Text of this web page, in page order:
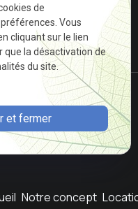
Autoriser
09 79
Notre concept
de
Vous
cliquant sur le lien
que la désactivation de
du site.
et fermer